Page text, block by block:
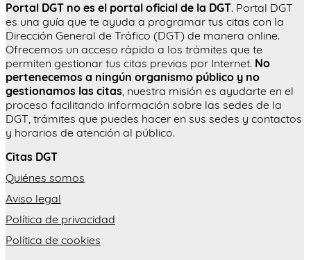
Portal DGT no es el portal oficial de la DGT. Portal DGT
es una guía que te ayuda a programar tus citas con la
Dirección General de Tráfico (DGT) de manera online.
Ofrecemos un acceso rápido a los trámites que te
permiten gestionar tus citas previas por Internet. No
pertenecemos a ningún organismo público y no
gestionamos las citas, nuestra misión es ayudarte en el
proceso facilitando información sobre las sedes de la
DGT, trámites que puedes hacer en sus sedes y contactos
y horarios de atención al público.
Citas DGT
Quiénes somos
Aviso legal
Política de privacidad
Política de cookies